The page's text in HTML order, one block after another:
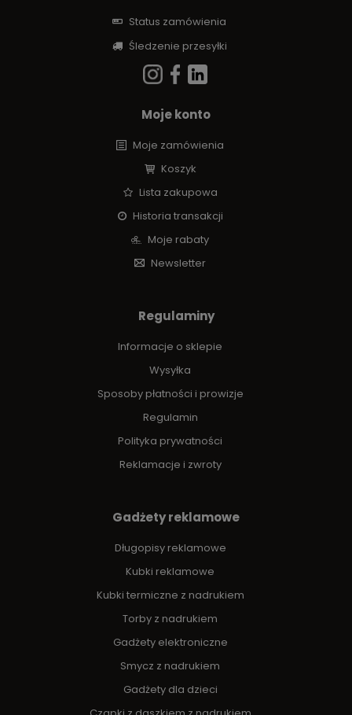
Status zamówienia
Śledzenie przesyłki
Moje konto
Moje zamówienia
Koszyk
Lista zakupowa
Historia transakcji
Moje rabaty
Newsletter
Regulaminy
Informacje o sklepie
Wysyłka
Sposoby płatności i prowizje
Regulamin
Polityka prywatności
Reklamacje i zwroty
Gadżety reklamowe
Długopisy reklamowe
Kubki reklamowe
Kubki termiczne z nadrukiem
Torby z nadrukiem
Gadżety elektroniczne
Smycz z nadrukiem
Gadżety dla dzieci